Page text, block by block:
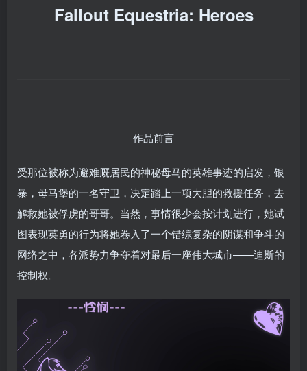
Fallout Equestria: Heroes
作品前言
受那位被称为避难厩居民的神秘母马的英雄事迹的启发，银
暴，母马堡的一名守卫，决定踏上一项大胆的救援任务，去
解救她被俘虏的哥哥。当然，事情很少会按计划进行，她试
图表现英勇的行为将她卷入了一个错综复杂的阴谋和争斗的
网络之中，各派势力争夺着对最后一座伟大城市——迪斯的
控制权。